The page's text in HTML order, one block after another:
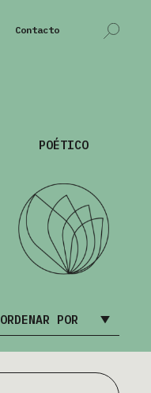
Contacto
POÉTICO
ORDENAR POR